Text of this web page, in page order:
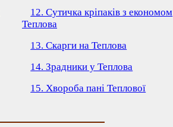
12. Сутичка кріпаків з економом
Теплова
13. Скарги на Теплова
14. Зрадники у Теплова
15. Хвороба пані Теплової